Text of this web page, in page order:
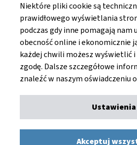
Kaack Terminhandel GmbH
Am Markt 8
49661 Cloppenburg
Germany
Ochrona danych
Niektóre pliki cookie są
prawidłowego wyświetlania
podczas gdy inne pomagają nam
obecność online i ekonomicznie
każdej chwili możesz wyświetlić i
zgodę. Dalsze szczegółowe
znaleźć w naszym oświadczeniu
Ustawienia
Akceptuj